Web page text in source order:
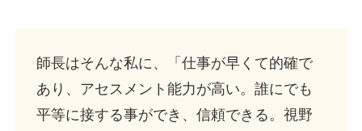
師長はそんな私に、「仕事が早くて的確で
あり、アセスメント能力が高い。誰にでも
平等に接する事ができ、信頼できる。視野